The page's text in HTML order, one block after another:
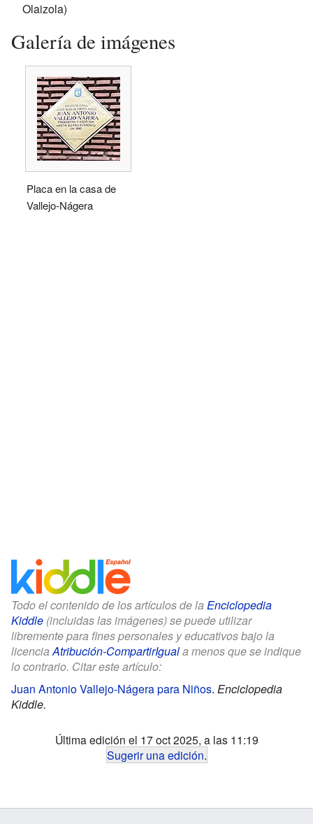
Olaizola)
Galería de imágenes
Placa en la casa de
Vallejo-Nágera
Todo el contenido de los artículos de la Enciclopedia
Kiddle (incluidas las imágenes) se puede utilizar
libremente para fines personales y educativos bajo la
licenciaAtribución-CompartirIguala menos que se indique
lo contrario. Citar este artículo:
Juan Antonio Vallejo-Nágera para Niños. Enciclopedia
Kiddle.
Última edición el 17 oct 2025, a las 11:19
Sugerir una edición.